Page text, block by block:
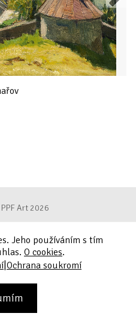
Art 2026
používání
soukromí
Jeho používáním s tím
O cookies.
|Ochrana soukromí